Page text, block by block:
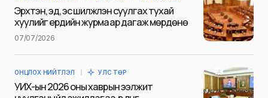
Сэтгэгдэл*
Эрхтэн, эд, эс шилжүүлэн суулгах тухай
хуулийг ердийн журмаар дагаж мөрдөнө
07/07/2026
ОНЦЛОХ НИЙТЛЭЛ УЛС ТӨР
УИХ-ын 2026 оны хаврын ээлжит